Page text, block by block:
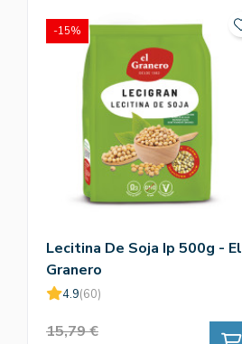
Lecitina De Soja Ip 500g - El
Granero
4.9(60)
15,79 €
-15%